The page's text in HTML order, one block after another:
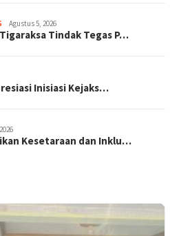
Agustus 5, 2026
Tindak Tegas P…
Inisiasi Kejaks…
Kesetaraan dan Inklu…